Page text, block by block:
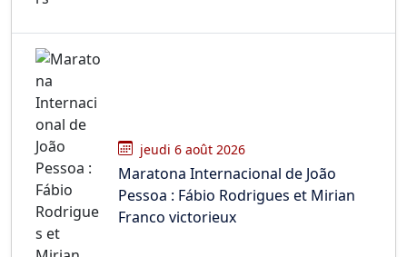
jeudi 6 août 2026
Maratona Internacional de João
Pessoa : Fábio Rodrigues et Mirian
Franco victorieux